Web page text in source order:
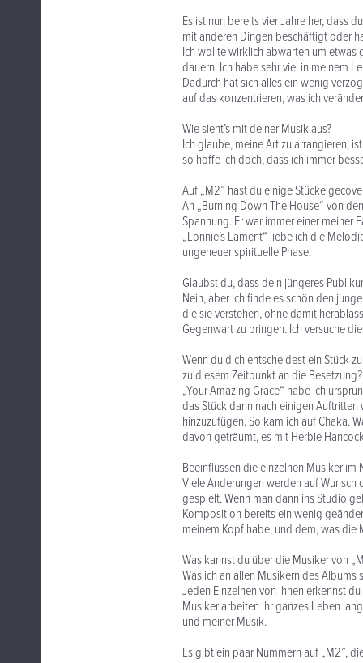
Es ist nun bereits vier Jahre her, dass
mit anderen Dingen beschäftigt oder
Ich wollte wirklich abwarten um etwas
dauern. Ich habe sehr viel in meinem
Dadurch hat sich alles ein wenig
auf das konzentrieren, was ich
Wie sieht’s mit deiner Musik aus?
Ich glaube, meine Art zu arrangieren,
so hoffe ich doch, dass ich immer
Auf „M2” hast du einige Stücke
An „Burning Down The House“ von
Spannung. Er war immer einer meiner
„Lonnie’s Lament“ liebe ich die
ungeheuer spirituelle Phase.
Glaubst du, dass dein jüngeres
Nein, aber ich finde es schön den
die sie verstehen, ohne damit
Gegenwart zu bringen. Ich versuche
Wenn du dich entscheidest ein Stück
zu diesem Zeitpunkt an die Besetzung?
„Your Amazing Grace“ habe ich
das Stück dann nach einigen
hinzuzufügen. So kam ich auf Chaka.
davon geträumt, es mit Herbie
Beeinflussen die einzelnen Musiker
Viele Änderungen werden auf
gespielt. Wenn man dann ins Studio
Komposition bereits ein wenig
meinem Kopf habe, und dem, was die
Was kannst du über die Musiker von
Was ich an allen Musikern des Albums
Jeden Einzelnen von ihnen erkennst
Musiker arbeiten ihr ganzes Leben
und meiner Musik.
Es gibt ein paar Nummern auf „M2”,